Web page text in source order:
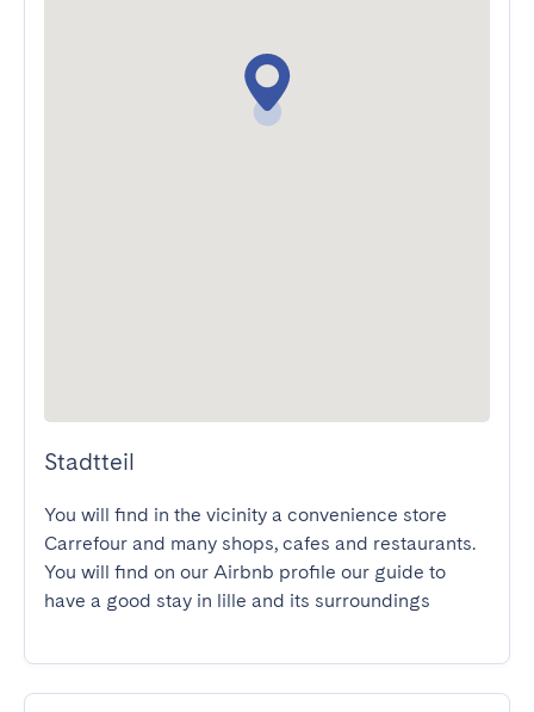
Stadtteil
You will find in the vicinity a convenience store
Carrefour and many shops, cafes and restaurants.
You will find on our Airbnb profile our guide to
have a good stay in lille and its surroundings